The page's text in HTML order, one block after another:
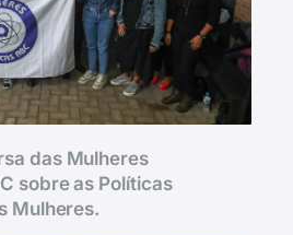
das Mulheres
sobre as Políticas
Mulheres.